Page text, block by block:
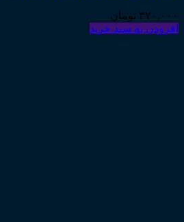
۳۷۰,۰۰۰ تومان
افزودن به سبد خرید